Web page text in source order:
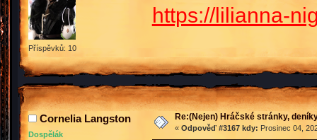
Příspěvků: 10
https://lilianna-
Cornelia Langston
Dospělák
Re:(Nejen) Hráčské stránky,
« Odpověď #3167 kdy: Prosinec 04,